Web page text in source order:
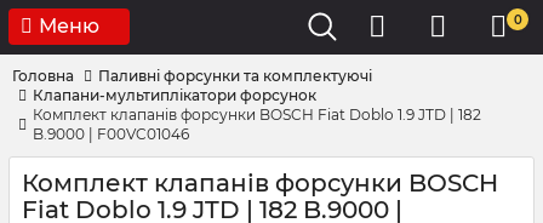
Меню 0
Головна
Паливні форсунки та комплектуючі
Клапани-мультиплікатори форсунок
Комплект клапанів форсунки BOSCH Fiat Doblo 1.9 JTD | 182
B.9000 | F00VC01046
Комплект клапанів форсунки BOSCH
Fiat Doblo 1.9 JTD | 182 B.9000 |